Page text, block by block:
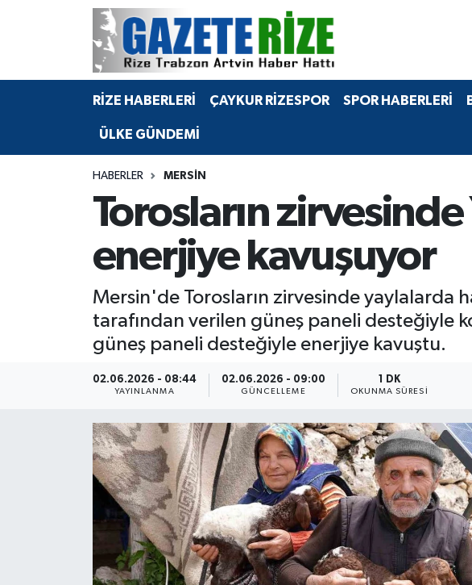
RİZE HABERLERİ ÇAYKUR RİZESPOR SPOR HABERLERİ
ÜLKE GÜNDEMİ
HABERLER MERSİN
Torosların
enerjiye kavuşuyor
Mersin'de Torosların zirvesinde yaylalarda
tarafından verilen güneş paneli desteğiyle
güneş paneli desteğiyle enerjiye kavuştu.
02.06.2026 - 08:44
YAYINLANMA
02.06.2026 - 09:00
GÜNCELLEME
1 DK
OKUNMA SÜRESI
BÖLGEMİZ
Bilim Teknoloji
Advertising news
Canlı Maç
Dış Haberler
Merkez Nöbetçi Eczaneler
Merkez Hava Durumu
Merkez Trafik Yoğunluk Haritası
Tüm Manşetler
Son Dakika Haberleri
Haber Arşivi